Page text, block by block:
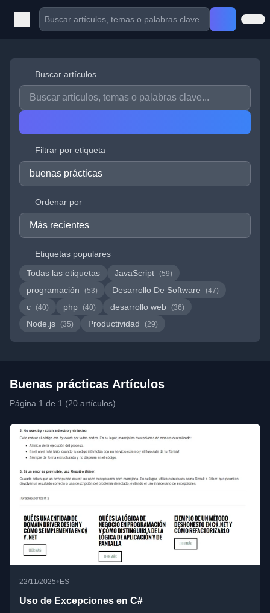
Buscar artículos
Filtrar por etiqueta
Ordenar por
Etiquetas populares
Todas las etiquetas
JavaScript (59)
programación (53) Desarrollo De Software (47)
c (40) php (40) desarrollo web (36)
Node.js (35) Productividad (29)
Buenas prácticas Artículos
Página 1 de 1 (20 artículos)
22/11/2025• ES
Uso de Excepciones en C#